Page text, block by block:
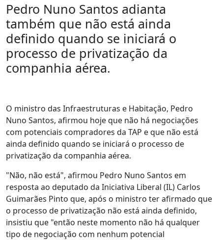
Pedro Nuno Santos adianta
também que não está ainda
definido quando se iniciará o
processo de privatização da
companhia aérea.
O ministro das Infraestruturas e Habitação, Pedro
Nuno Santos, afirmou hoje que não há negociações
com potenciais compradores da TAP e que não está
ainda definido quando se iniciará o processo de
privatização da companhia aérea.
"Não, não está", afirmou Pedro Nuno Santos em
resposta ao deputado da Iniciativa Liberal (IL) Carlos
Guimarães Pinto que, após o ministro ter afirmado que
o processo de privatização não está ainda definido,
insistiu que "então neste momento não há qualquer
tipo de negociação com nenhum potencial